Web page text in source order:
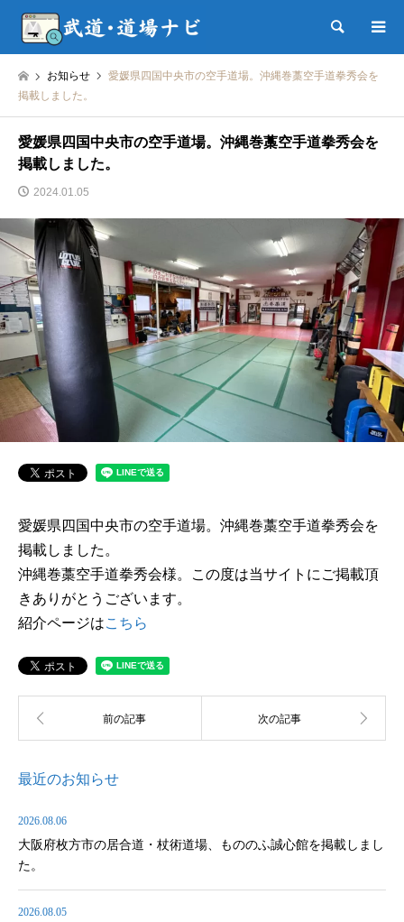
検索
お知らせ
愛媛県四国中央市の空手道場。沖縄巻藁空手道拳秀会を
掲載しました。
愛媛県四国中央市の空手道場。沖縄巻藁空手道拳秀会を
掲載しました。
2024.01.05
愛媛県四国中央市の空手道場。沖縄巻藁空手道拳秀会を
掲載しました。
沖縄巻藁空手道拳秀会様。この度は当サイトにご掲載頂
きありがとうございます。
紹介ページはこちら
最近のお知らせ
2026.08.06
大阪府枚方市の居合道・杖術道場、もののふ誠心館を掲載しまし
た。
2026.08.05